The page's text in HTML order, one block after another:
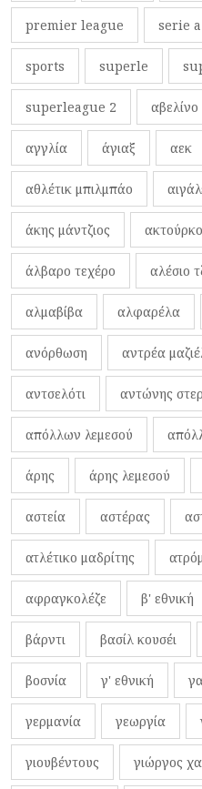
premier league serie a
sports superle
superleague 2 αβελίνο
αγγλία άγιαξ αεκ
αθλέτικ μπιλμπάο
άκης μάντζιος
άλβαρο τεχέρο αλέσιο
αλμαβίβα αλφαρέλα
ανόρθωση αντρέα
αντσελότι αντώνης
απόλλων λεμεσού
άρης άρης λεμεσού
αστεία αστέρας
ατλέτικο μαδρίτης
αφραγκολέζε β' εθνική
βάρντι βασίλ κουσέι
βοσνία γ' εθνική
γερμανία γεωργία
γιουβέντους γιώργος